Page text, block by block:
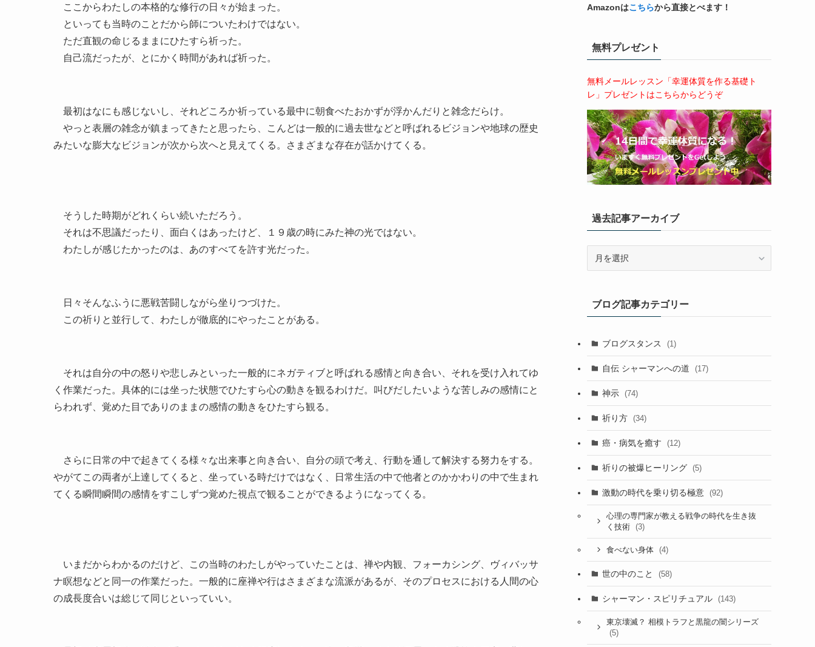
ここからわたしの本格的な修行の日々が始まった。
といっても当時のことだから師についたわけではない。
ただ直観の命じるままにひたすら祈った。
自己流だったが、とにかく時間があれば祈った。
最初はなにも感じないし、それどころか祈っている最中に朝食べたおかずが浮かんだりと雑念だらけ。
やっと表層の雑念が鎮まってきたと思ったら、こんどは一般的に過去世などと呼ばれるビジョンや地球の歴史
みたいな膨大なビジョンが次から次へと見えてくる。さまざまな存在が話かけてくる。
そうした時期がどれくらい続いただろう。
それは不思議だったり、面白くはあったけど、１９歳の時にみた神の光ではない。
わたしが感じたかったのは、あのすべてを許す光だった。
日々そんなふうに悪戦苦闘しながら坐りつづけた。
この祈りと並行して、わたしが徹底的にやったことがある。
それは自分の中の怒りや悲しみといった一般的にネガティブと呼ばれる感情と向き合い、それを受け入れてゆ
く作業だった。具体的には坐った状態でひたすら心の動きを観るわけだ。叫びだしたいような苦しみの感情にと
らわれず、覚めた目でありのままの感情の動きをひたすら観る。
さらに日常の中で起きてくる様々な出来事と向き合い、自分の頭で考え、行動を通して解決する努力をする。
やがてこの両者が上達してくると、坐っている時だけではなく、日常生活の中で他者とのかかわりの中で生まれ
てくる瞬間瞬間の感情をすこしずつ覚めた視点で観ることができるようになってくる。
いまだからわかるのだけど、この当時のわたしがやっていたことは、禅や内観、フォーカシング、ヴィバッサ
ナ瞑想などと同一の作業だった。一般的に座禅や行はさまざまな流派があるが、そのプロセスにおける人間の心
の成長度合いは総じて同じといっていい。
Amazonはこちらから直接とべます！
無料プレゼント
無料メールレッスン「幸運体質を作る基礎ト
レ」プレゼントはこちらからどうぞ
過去記事アーカイブ
ア
ー
イ
ブ
ブログ記事カテゴリー
ブログスタンス (1)
自伝 シャーマンへの道 (17)
神示 (74)
祈り方 (34)
癌・病気を癒す (12)
祈りの被爆ヒーリング (5)
激動の時代を乗り切る極意 (92)
心理の専門家が教える戦争の時代を生き抜
く技術
(3)
食べない身体 (4)
世の中のこと (58)
シャーマン・スピリチュアル (143)
東京壊滅？ 相模トラフと黒龍の闇シリーズ
(5)